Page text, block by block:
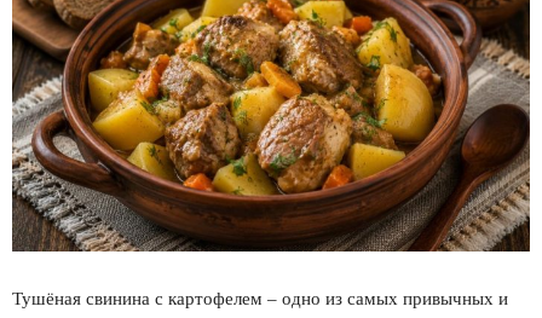
Тушёная свинина с картофелем – одно из самых привычных и